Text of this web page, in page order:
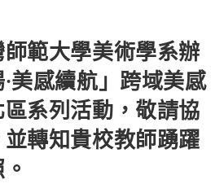
範大學美術學系辦
美感續航」跨域美感
系列活動，敬請協
轉知貴校教師踴躍